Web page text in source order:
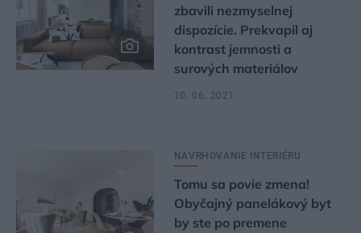
zbavili nezmyselnej
dispozície. Prekvapil aj
kontrast jemnosti a
surových materiálov
10. 06. 2021
NAVRHOVANIE INTERIÉRU
Tomu sa povie zmena!
Obyčajný panelákový byt
by ste po premene